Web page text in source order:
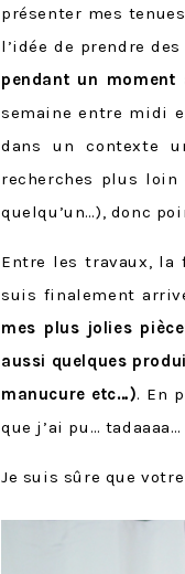
présenter mes
l’idée de prendre
pendant un
semaine entre midi
dans un contexte
recherches plus
quelqu’un…), donc
Entre les travaux, la
suis finalement
mes plus jolies
aussi quelques
manucure etc…). En
que j’ai pu…
Je suis sûre que